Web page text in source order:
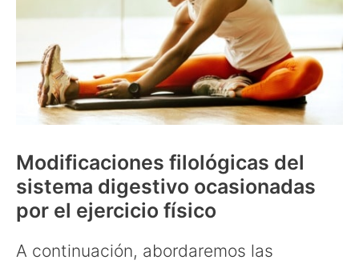
Modificaciones filológicas del
sistema digestivo ocasionadas
por el ejercicio físico
A continuación, abordaremos las